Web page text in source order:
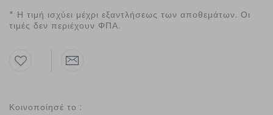
* Η τιμή ισχύει μέχρι εξαντλήσεως των αποθεμάτων. Οι
τιμές δεν περιέχουν ΦΠΑ.
Κοινοποίησέ το :